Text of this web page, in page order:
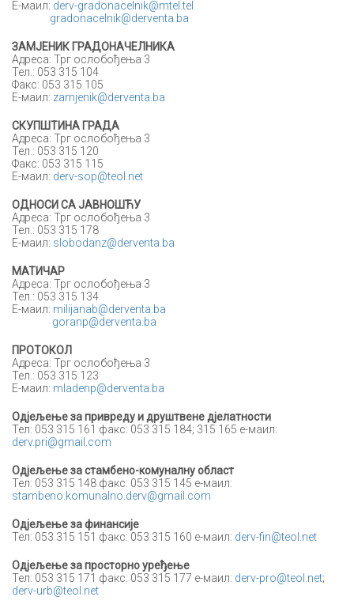
Е-маил: derv-gradonacelnik@mtel.tel
gradonacelnik@derventa.ba
ЗАМЈЕНИК ГРАДОНАЧЕЛНИКА
Адреса: Трг ослобођења 3
Тел.: 053 315 104
Факс: 053 315 105
Е-маил: zamjenik@derventa.ba
СКУПШТИНА ГРАДА
Адреса: Трг ослобођења 3
Тел.: 053 315 120
Факс: 053 315 115
Е-маил: derv-sop@teol.net
ОДНОСИ СА ЈАВНОШЋУ
Адреса: Трг ослобођења 3
Тел.: 053 315 178
Е-маил: slobodanz@derventa.ba
MАТИЧАР
Адреса: Трг ослобођења 3
Тел.: 053 315 134
Е-маил: milijanab@derventa.ba
goranp@derventa.ba
ПРОТОКОЛ
Адреса: Трг ослобођења 3
Тел.: 053 315 123
Е-маил: mladenp@derventa.ba
Одјељење за привреду и друштвене дјелатности
Тел: 053 315 161 факс: 053 315 184; 315 165 е-маил:
derv.pri@gmail.com
Одјељење за стамбено-комуналну област
Тел: 053 315 148 факс: 053 315 145 е-маил:
stambeno.komunalno.derv@gmail.com
Oдјељење за финансије
Тел: 053 315 151 факс: 053 315 160 е-маил: derv-fin@teol.net
Одјељење за просторно уређење
Тел: 053 315 171 факс: 053 315 177 е-маил: derv-pro@teol.net;
derv-urb@teol.net